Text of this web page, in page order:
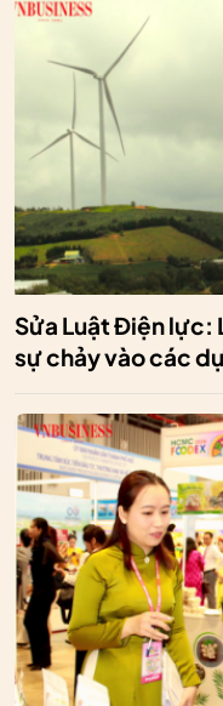
Sửa Luật Điện lực:
sự chảy vào các